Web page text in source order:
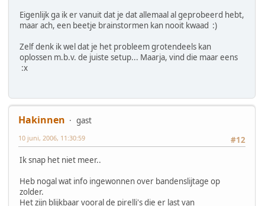
Eigenlijk ga ik er vanuit dat je dat allemaal al geprobeerd hebt,
maar ach, een beetje brainstormen kan nooit kwaad :)
Zelf denk ik wel dat je het probleem grotendeels kan
oplossen m.b.v. de juiste setup... Maarja, vind die maar eens
:x
Hakinnen
gast
#12
10 juni, 2006, 11:30:59
Ik snap het niet meer..
Heb nogal wat info ingewonnen over bandenslijtage op
zolder.
Het zijn blijkbaar vooral de pirelli's die er last van